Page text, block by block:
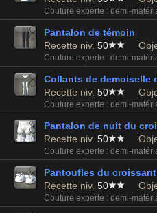
Couture experte : demi-
Pantalon de témoin
Recette niv. 50
Couture experte : demi-
Collants de demoiselle
Recette niv. 50
Couture experte : demi-
Pantalon de nuit du
Recette niv. 50
Couture experte : demi-
Pantoufles du
Recette niv. 50
Couture experte : demi-